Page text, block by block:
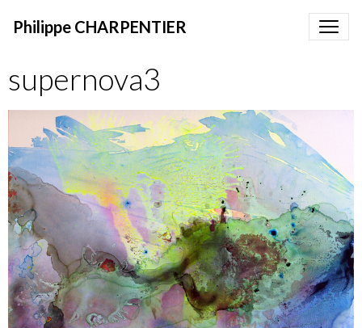
Philippe CHARPENTIER
supernova3